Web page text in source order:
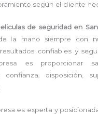
según el cliente
de seguridad en
la mano siempre con
confiables y
es proporcionar
confianza, disposición,
es experta y